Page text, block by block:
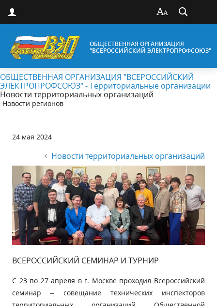
ОБЩЕСТВЕННАЯ ОРГАНИЗАЦИЯ
"ВСЕРОССИЙСКИЙ ЭЛЕКТРОПРОФСОЮЗ"
ОБЩЕСТВЕННАЯ ОРГАНИЗАЦИЯ "ВСЕРОССИЙСКИЙ
ЭЛЕКТРОПРОФСОЮЗ" - Территориальные организации
Новости территориальных организаций
Новости регионов
24 мая 2024
Новости территориальных организаций
ВСЕРОССИЙСКИЙ СЕМИНАР И ТУРНИР
С 23 по 27 апреля в г. Москве проходил Всероссийский
семинар – совещание технических инспекторов